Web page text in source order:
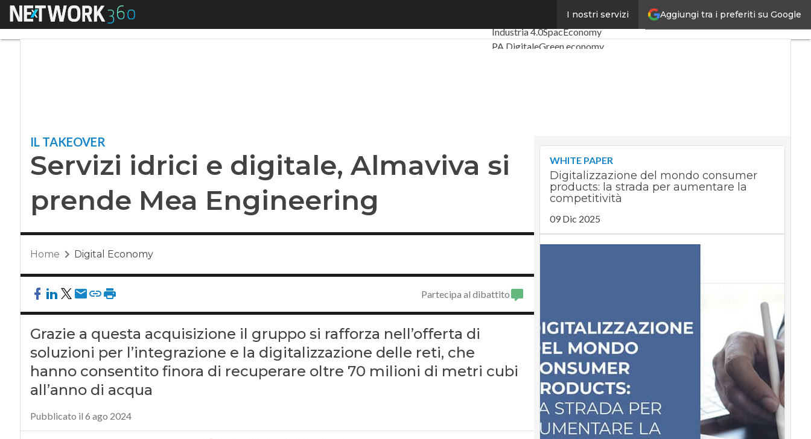
Aggiungi tra i preferiti su Google
I nostri servizi
Menu
Digital EconomyTelco
Industria 4.0SpacEconomy
PA DigitaleGreen economy
IL TAKEOVER
Servizi idrici e digitale, Almaviva si
prende Mea Engineering
Home Digital Economy
Partecipa al dibattito
Grazie a questa acquisizione il gruppo si rafforza nell’offerta di
soluzioni per l’integrazione e la digitalizzazione delle reti, che
hanno consentito finora di recuperare oltre 70 milioni di metri cubi
all’anno di acqua
Pubblicato il 6 ago 2024
WHITE PAPER
Digitalizzazione del mondo consumer
products: la strada per aumentare la
competitività
09 Dic 2025